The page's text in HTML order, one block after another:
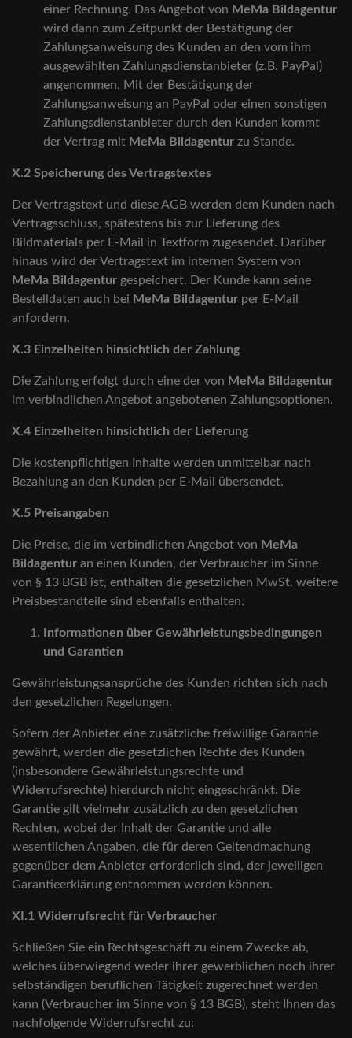
einer Rechnung. Das Angebot von MeMa Bildagentur
wird dann zum Zeitpunkt der Bestätigung der
Zahlungsanweisung des Kunden an den vom ihm
ausgewählten Zahlungsdienstanbieter (z.B. PayPal)
angenommen. Mit der Bestätigung der
Zahlungsanweisung an PayPal oder einen sonstigen
Zahlungsdienstanbieter durch den Kunden kommt
der Vertrag mit MeMa Bildagentur zu Stande.
X.2 Speicherung des Vertragstextes
Der Vertragstext und diese AGB werden dem Kunden nach
Vertragsschluss, spätestens bis zur Lieferung des
Bildmaterials per E-Mail in Textform zugesendet. Darüber
hinaus wird der Vertragstext im internen System von
MeMa Bildagentur gespeichert. Der Kunde kann seine
Bestelldaten auch bei MeMa Bildagentur per E-Mail
anfordern.
X.3 Einzelheiten hinsichtlich der Zahlung
Die Zahlung erfolgt durch eine der von MeMa Bildagentur
im verbindlichen Angebot angebotenen Zahlungsoptionen.
X.4 Einzelheiten hinsichtlich der Lieferung
Die kostenpflichtigen Inhalte werden unmittelbar nach
Bezahlung an den Kunden per E-Mail übersendet.
X.5 Preisangaben
Die Preise, die im verbindlichen Angebot von MeMa
Bildagentur an einen Kunden, der Verbraucher im Sinne
von § 13 BGB ist, enthalten die gesetzlichen MwSt. weitere
Preisbestandteile sind ebenfalls enthalten.
Informationen über Gewährleistungsbedingungen
und Garantien
Gewährleistungsansprüche des Kunden richten sich nach
den gesetzlichen Regelungen.
Sofern der Anbieter eine zusätzliche freiwillige Garantie
gewährt, werden die gesetzlichen Rechte des Kunden
(insbesondere Gewährleistungsrechte und
Widerrufsrechte) hierdurch nicht eingeschränkt. Die
Garantie gilt vielmehr zusätzlich zu den gesetzlichen
Rechten, wobei der Inhalt der Garantie und alle
wesentlichen Angaben, die für deren Geltendmachung
gegenüber dem Anbieter erforderlich sind, der jeweiligen
Garantieerklärung entnommen werden können.
XI.1 Widerrufsrecht für Verbraucher
Schließen Sie ein Rechtsgeschäft zu einem Zwecke ab,
welches überwiegend weder ihrer gewerblichen noch ihrer
selbständigen beruflichen Tätigkeit zugerechnet werden
kann (Verbraucher im Sinne von § 13 BGB), steht Ihnen das
nachfolgende Widerrufsrecht zu: